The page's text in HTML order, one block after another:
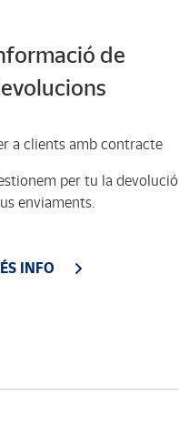
de
a clients amb contracte
per tu la
enviaments.
INFO